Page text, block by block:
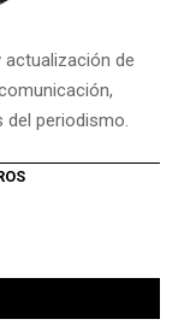
de
del periodismo.